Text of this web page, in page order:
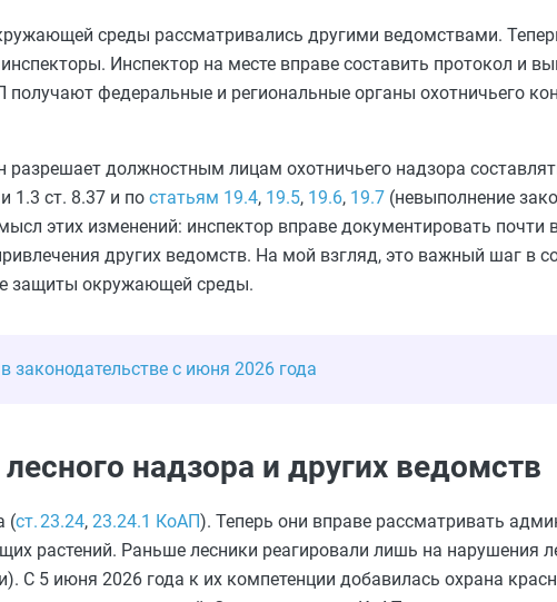
среды рассматривались другими ведомствами.
Инспектор на месте вправе составить протокол и
федеральные и региональные органы охотничьего
разрешает должностным лицам охотничьего надзора
1.3 ст. 8.37 и по статьям 19.4, 19.5, 19.6, 19.7 (невыполнение
этих изменений: инспектор вправе документировать почти
других ведомств. На мой взгляд, это важный шаг в
защиты окружающей среды.
законодательстве с июня 2026 года
надзора и других ведомств
(ст. 23.24, 23.24.1 КоАП). Теперь они вправе рассматривать
растений. Раньше лесники реагировали лишь на нарушения
С 5 июня 2026 года к их компетенции добавилась охрана